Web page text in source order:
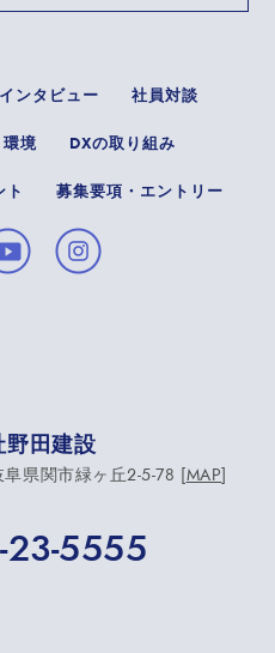
ンタビュー 社員対談
環境 DXの取り組み
ト 募集要項・エントリー
野田建設
県関市緑ヶ丘2-5-78 [MAP]
23-5555